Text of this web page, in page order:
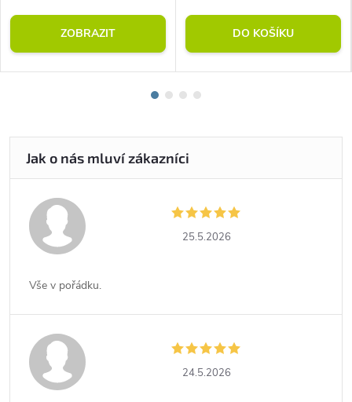
ZOBRAZIT DO KOŠÍKU
25.5.2026
Vše v pořádku.
24.5.2026